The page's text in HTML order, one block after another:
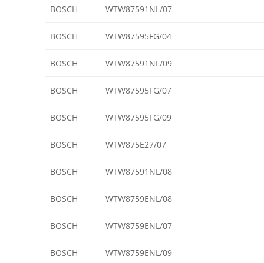
BOSCH WTW87591NL/07
BOSCH WTW87595FG/04
BOSCH WTW87591NL/09
BOSCH WTW87595FG/07
BOSCH WTW87595FG/09
BOSCH WTW875E27/07
BOSCH WTW87591NL/08
BOSCH WTW8759ENL/08
BOSCH WTW8759ENL/07
BOSCH WTW8759ENL/09